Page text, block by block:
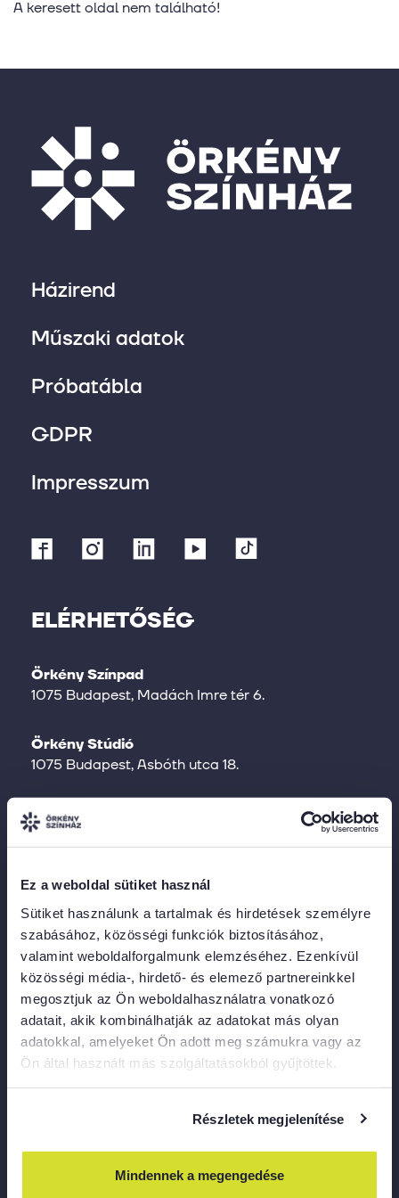
Ez a weboldal sütiket használ
Sütiket használunk a tartalmak és hirdetések személyre
szabásához, közösségi funkciók biztosításához,
valamint weboldalforgalmunk elemzéséhez. Ezenkívül
közösségi média-, hirdető- és elemező partnereinkkel
megosztjuk az Ön weboldalhasználatra vonatkozó
adatait, akik kombinálhatják az adatokat más olyan
adatokkal, amelyeket Ön adott meg számukra vagy az
Ön által használt más szolgáltatásokból gyűjtöttek.
Részletek megjelenítése
Mindennek a megengedése
A keresett oldal nem található!
Házirend
Műszaki adatok
Próbatábla
GDPR
Impresszum
ELÉRHETŐSÉG
Örkény Színpad
1075 Budapest, Madách Imre tér 6.
Örkény Stúdió
1075 Budapest, Asbóth utca 18.
Örkény KÖZtér
1075 Budapest, Asbóth utca 22.
Merlin
A bejárat gyalogosan a Károly krt.
felől közelíthető meg,
a Városháza Parkon keresztül.
KAPCSOLAT
Gyökhegyi Kira, közönségkapcsolati menedzser